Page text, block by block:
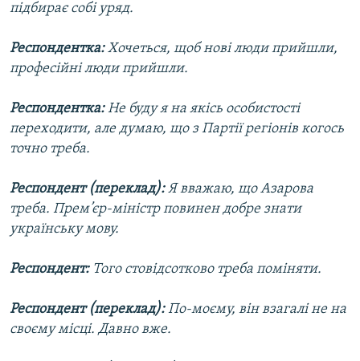
підбирає собі уряд.
Респондентка:Хочеться, щоб нові люди прийшли,
професійні люди прийшли.
Респондентка:Не буду я на якісь особистості
переходити, але думаю, що з Партії регіонів когось
точно треба.
Респондент (переклад):Я вважаю, що Азарова
треба. Прем’єр-міністр повинен добре знати
українську мову.
Респондент: Того стовідсотково треба поміняти.
Респондент (переклад):По-моєму, він взагалі не на
своєму місці. Давно вже.